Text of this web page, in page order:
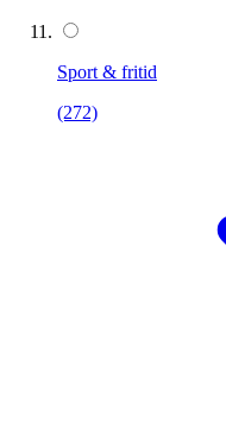
Sport & fritid
(272)